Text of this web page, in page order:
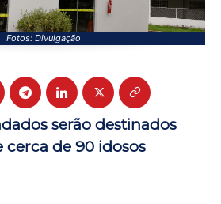
Fotos: Divulgação
serão destinados
cerca de 90 idosos